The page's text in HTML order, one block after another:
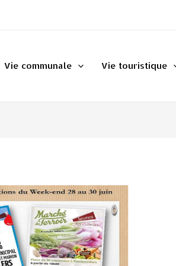
Vie communale Vie touristique